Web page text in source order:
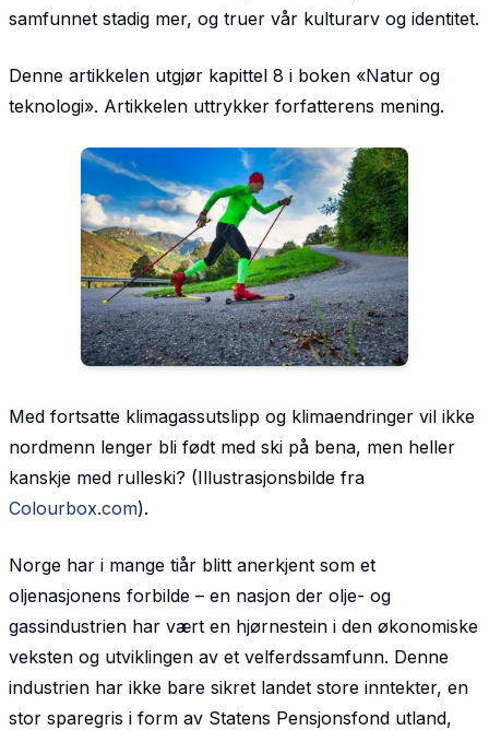
samfunnet stadig mer, og truer vår kulturarv og identitet.
Denne artikkelen utgjør kapittel 8 i boken «Natur og
teknologi». Artikkelen uttrykker forfatterens mening.
Med fortsatte klimagassutslipp og klimaendringer vil ikke
nordmenn lenger bli født med ski på bena, men heller
kanskje med rulleski? (Illustrasjonsbilde fra
Colourbox.com).
Norge har i mange tiår blitt anerkjent som et
oljenasjonens forbilde – en nasjon der olje- og
gassindustrien har vært en hjørnestein i den økonomiske
veksten og utviklingen av et velferds­samfunn. Denne
industrien har ikke bare sikret landet store inntekter, en
stor sparegris i form av Statens Pensjonsfond utland,